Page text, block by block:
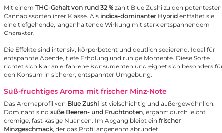
Mit einem THC-Gehalt von rund 32 % zählt Blue Zushi zu den potentesten
Cannabissorten ihrer Klasse. Als indica-dominanter Hybrid entfaltet sie
eine tiefgehende, langanhaltende Wirkung mit stark entspannendem
Charakter.
Die Effekte sind intensiv, körperbetont und deutlich sedierend. Ideal für
entspannte Abende, tiefe Erholung und ruhige Momente. Diese Sorte
richtet sich klar an erfahrene Konsumenten und eignet sich besonders
den Konsum in sicherer, entspannter Umgebung.
Süß-fruchtiges Aroma mit frischer Minz-Note
Das Aromaprofil von Blue Zushi ist vielschichtig und außergewöhnlich.
Dominant sind süße Beeren- und Fruchtnoten, ergänzt durch leicht
cremige, fast käsige Nuancen. Im Abgang bleibt ein frischer
Minzgeschmack, der das Profil angenehm abrundet.